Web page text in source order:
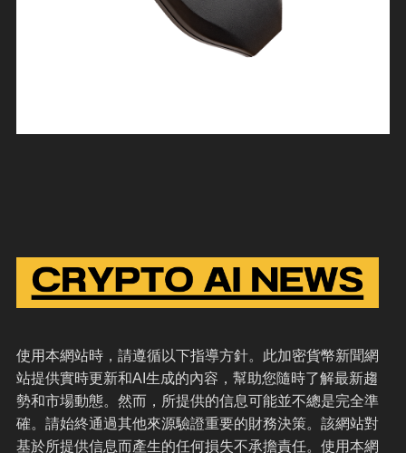
使用本網站時，請遵循以下指導方針。此加密貨幣新聞網
站提供實時更新和AI生成的內容，幫助您隨時了解最新趨
勢和市場動態。然而，所提供的信息可能並不總是完全準
確。請始終通過其他來源驗證重要的財務決策。該網站對
基於所提供信息而產生的任何損失不承擔責任。使用本網